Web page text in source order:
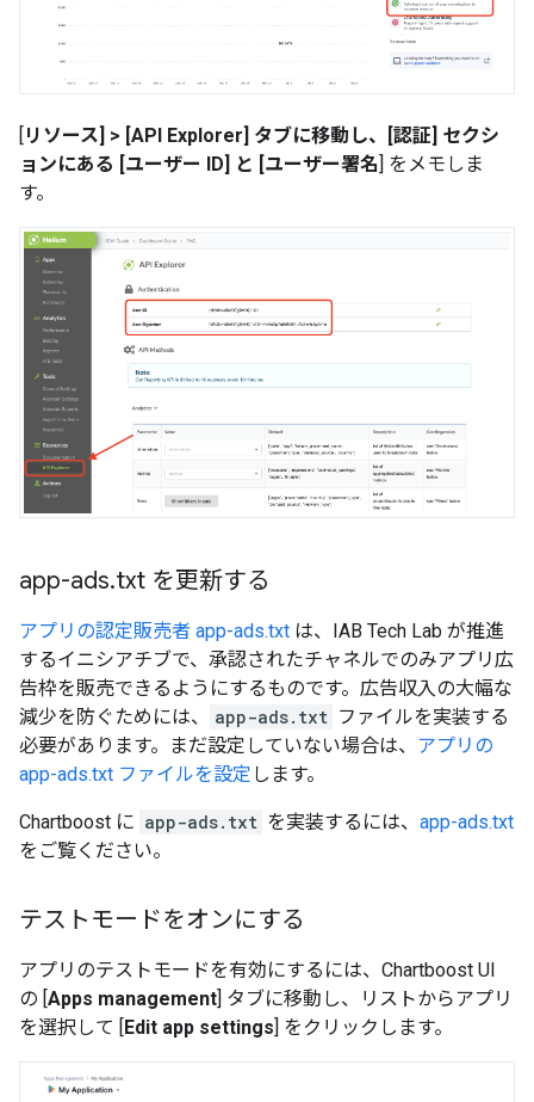
[リソース] > [API Explorer] タブに移動し、[認証] セクシ
ョンにある [ユーザー ID] と [ユーザー署名] をメモしま
す。
app-ads.txt を更新する
アプリの認定販売者 app-ads.txt は、IAB Tech Lab が推進
するイニシアチブで、承認されたチャネルでのみアプリ広
告枠を販売できるようにするものです。広告収入の大幅な
減少を防ぐためには、
app-ads.txt ファイルを実装する
必要があります。まだ設定していない場合は、 アプリの
app-ads.txt ファイルを設定 します。
Chartboost に app-ads.txt を実装するには、 app-ads.txt
をご覧ください。
テストモードをオンにする
アプリのテストモードを有効にするには、Chartboost UI
の [Apps management] タブに移動し、リストからアプリ
を選択して [Edit app settings] をクリックします。